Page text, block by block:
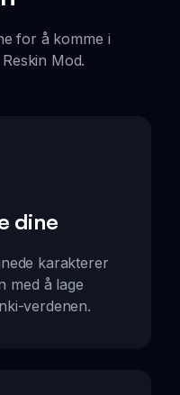
for å komme i
Mod.
dine
karakterer
med å lage
verdenen.